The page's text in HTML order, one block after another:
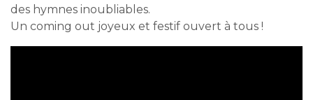
des hymnes inoubliables.
Un coming out joyeux et festif ouvert à tous !